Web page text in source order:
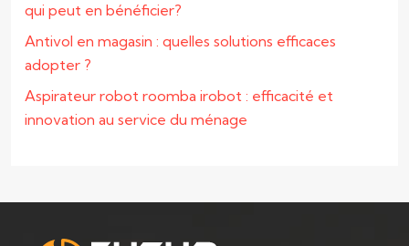
qui peut en bénéficier?
Antivol en magasin : quelles solutions efficaces
adopter ?
Aspirateur robot roomba irobot : efficacité et
innovation au service du ménage